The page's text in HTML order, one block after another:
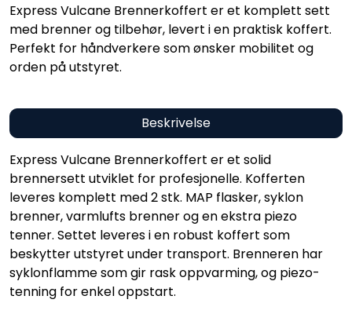
Express Vulcane Brennerkoffert er et komplett sett
med brenner og tilbehør, levert i en praktisk koffert.
Perfekt for håndverkere som ønsker mobilitet og
orden på utstyret.
Beskrivelse
Express Vulcane Brennerkoffert er et solid
brennersett utviklet for profesjonelle. Kofferten
leveres komplett med 2 stk. MAP flasker, syklon
brenner, varmlufts brenner og en ekstra piezo
tenner. Settet leveres i en robust koffert som
beskytter utstyret under transport. Brenneren har
syklonflamme som gir rask oppvarming, og piezo-
tenning for enkel oppstart.